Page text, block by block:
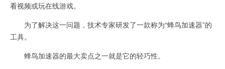
看视频或玩在线游戏。
为了解决这一问题，技术专家研发了一款称为“蜂鸟加速器”的
工具。
蜂鸟加速器的最大卖点之一就是它的轻巧性。